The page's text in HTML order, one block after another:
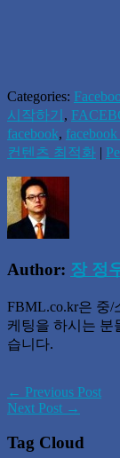
Categories:
시작하기 ,
facebook,
컨텐츠 최적화 |
Author: 장 정
FBML.co.kr은 중/
케팅을 하시는 분
습니다.
← Previous Post
Next Post →
Tag Cloud